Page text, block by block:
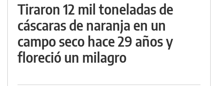
Tiraron 12 mil toneladas de
cáscaras de naranja en un
campo seco hace 29 años y
floreció un milagro